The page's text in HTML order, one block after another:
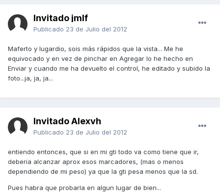
Invitado jmlf
Publicado 23 de Julio del 2012
Maferto y lugardio, sois más rápidos que la vista... Me he
equivocado y en vez de pinchar en Agregar lo he hecho en
Enviar y cuando me ha devuelto el control, he editado y subido la
foto...ja, ja, ja...
Invitado Alexvh
Publicado 23 de Julio del 2012
entiendo entonces, que si en mi gti todo va como tiene que ir,
deberia alcanzar aprox esos marcadores, (mas o menos
dependiendo de mi peso) ya que la gti pesa menos que la sd.
Pues habra que probarla en algun lugar de bien...